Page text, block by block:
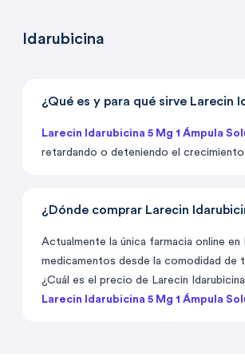
Idarubicina
¿Qué es y para qué sirve Larecin
Larecin Idarubicina 5 Mg 1 Ámpula
retardando o deteniendo el crecimiento
¿Dónde comprar Larecin
Actualmente la única farmacia online
medicamentos desde la comodidad de
¿Cuál es el precio de Larecin
Larecin Idarubicina 5 Mg 1 Ámpula